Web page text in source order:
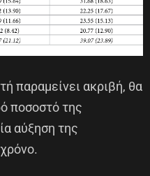
παραμείνει ακριβή, θα
ποσοστό της
αύξηση της